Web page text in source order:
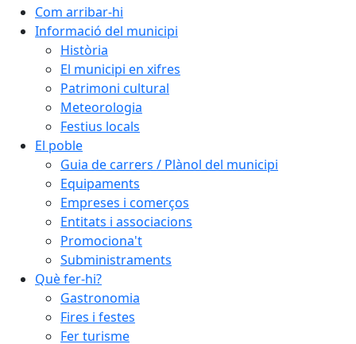
Com arribar-hi
Informació del municipi
Història
El municipi en xifres
Patrimoni cultural
Meteorologia
Festius locals
El poble
Guia de carrers / Plànol del municipi
Equipaments
Empreses i comerços
Entitats i associacions
Promociona't
Subministraments
Què fer-hi?
Gastronomia
Fires i festes
Fer turisme